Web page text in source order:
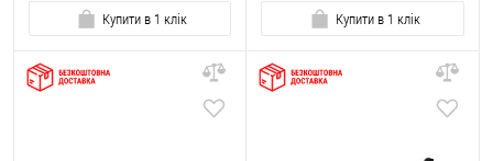
Купити в 1 клік Купити в 1 клік